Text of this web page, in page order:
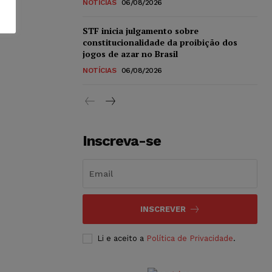
NOTÍCIAS 06/08/2026
STF inicia julgamento sobre
constitucionalidade da proibição dos
jogos de azar no Brasil
NOTÍCIAS 06/08/2026
Inscreva-se
INSCREVER
Li e aceito a Política de Privacidade.